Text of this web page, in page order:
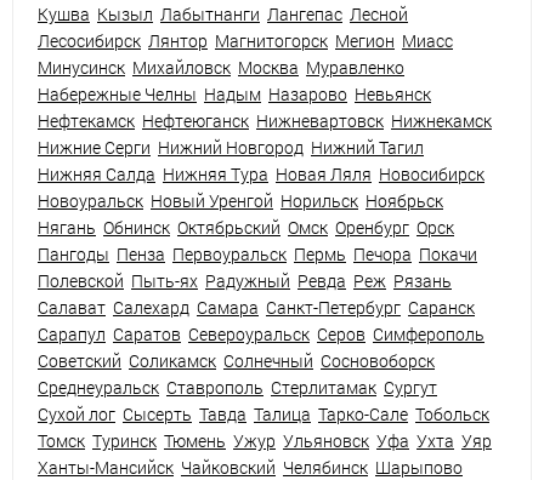
Кушва Кызыл Лабытнанги Лангепас Лесной
Лесосибирск Лянтор Магнитогорск Мегион Миасс
Минусинск Михайловск Москва Муравленко
Набережные Челны Надым Назарово Невьянск
Нефтекамск Нефтеюганск Нижневартовск Нижнекамск
Нижние Серги Нижний Новгород Нижний Тагил
Нижняя Салда Нижняя Тура Новая Ляля Новосибирск
Новоуральск Новый Уренгой Норильск Ноябрьск
Нягань Обнинск Октябрьский Омск Оренбург Орск
Пангоды Пенза Первоуральск Пермь Печора Покачи
Полевской Пыть-ях Радужный Ревда Реж Рязань
Салават Салехард Самара Санкт-Петербург Саранск
Сарапул Саратов Североуральск Серов Симферополь
Советский Соликамск Солнечный Сосновоборск
Среднеуральск Ставрополь Стерлитамак Сургут
Сухой лог Сысерть Тавда Талица Тарко-Сале Тобольск
Томск Туринск Тюмень Ужур Ульяновск Уфа Ухта Уяр
Ханты-Мансийск Чайковский Челябинск Шарыпово